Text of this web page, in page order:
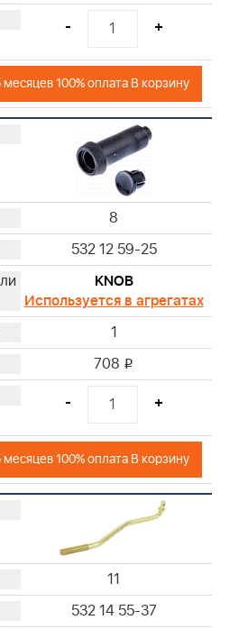
- +
100% оплата В корзину
8
532 12 59-25
KNOB
Используется в агрегатах
1
708 i
- +
100% оплата В корзину
11
532 14 55-37